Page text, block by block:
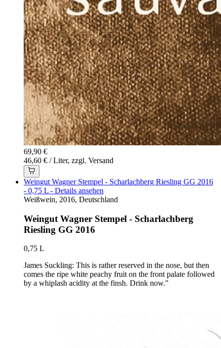
69,90 €
46,60 € / Liter, zzgl. Versand
Weingut Wagner Stempel - Scharlachberg Riesling GG 2016
- 0,75 L - Details ansehen
Weißwein, 2016, Deutschland
Weingut Wagner Stempel - Scharlachberg
Riesling GG 2016
0,75 L
James Suckling: This is rather reserved in the nose, but then
comes the ripe white peachy fruit on the front palate followed
by a whiplash acidity at the finsh. Drink now."